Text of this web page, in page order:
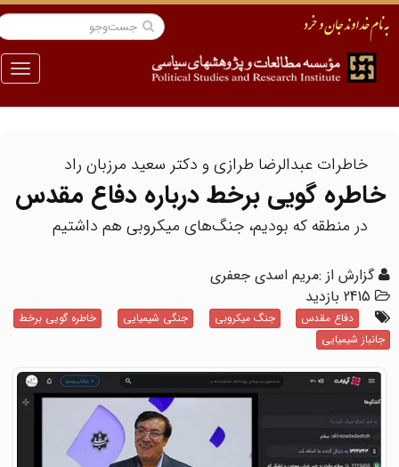
منو
خاطرات عبدالرضا طرازی و دکتر سعید مرزبان راد
خاطره گویی برخط درباره دفاع مقدس
در منطقه که بودیم، جنگ‌های میکروبی هم داشتیم
گزارش از :مریم اسدی جعفری
2415 بازدید
دفاع مقدس جنگ میکروبی جنگی شیمیایی
خاطره گویی برخط
جانباز شیمیایی